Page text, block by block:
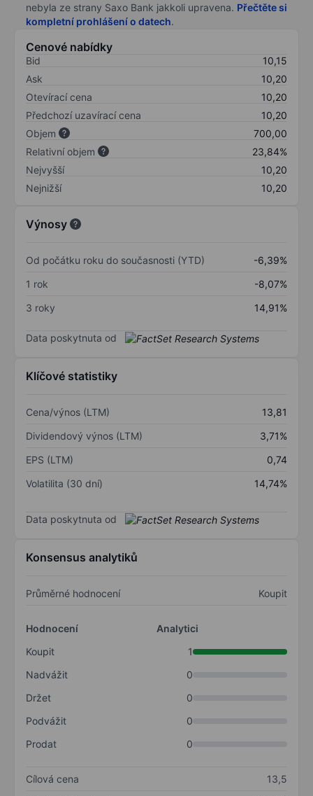
nebyla ze strany Saxo Bank jakkoli upravena. Přečtěte si
kompletní prohlášení o datech.
Cenové nabídky
Bid
10,15
Ask
10,20
Otevírací cena
10,20
Předchozí uzavírací cena
10,20
Objem
700,00
Relativní objem
23,84%
Nejvyšší
10,20
Nejnižší
10,20
Výnosy
Od počátku roku do současnosti (YTD)
-6,39%
1 rok
-8,07%
3 roky
14,91%
Data poskytnuta od
Klíčové statistiky
Cena/výnos (LTM)
13,81
Dividendový výnos (LTM)
3,71%
EPS (LTM)
0,74
Volatilita (30 dní)
14,74%
Data poskytnuta od
Konsensus analytiků
Průměrné hodnocení Koupit
Hodnocení
Analytici
Koupit
1
Nadvážit
0
Držet
0
Podvážit
0
Prodat
0
Cílová cena
13,5